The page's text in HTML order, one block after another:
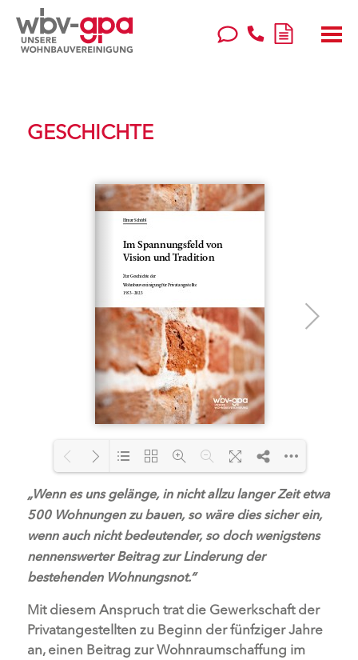
GESCHICHTE
„Wenn es uns gelänge, in nicht allzu langer Zeit etwa
500 Wohnungen zu bauen, so wäre dies sicher ein,
wenn auch nicht bedeutender, so doch wenigstens
nennenswerter Beitrag zur Linderung der
bestehenden Wohnungsnot.“
Mit diesem Anspruch trat die Gewerkschaft der
Privatangestellten zu Beginn der fünfziger Jahre
an, einen Beitrag zur Wohnraumschaffung im